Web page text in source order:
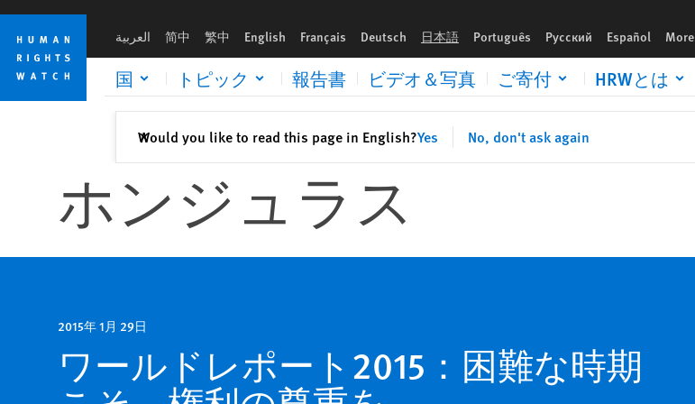
Skip
cookie
privacy
notice
Skip
main
content
العربية 简中 繁中 English Français Deutsch 日本語 Português Русский Español More
国 トピック 報告書 ビデオ＆写真 ご寄付 HRWとは
Would you like to read this page in English?Yes No, don't ask again
✕閉じる
ホンジュラス
2015年 1月 29日
ワールドレポート2015：困難な時期